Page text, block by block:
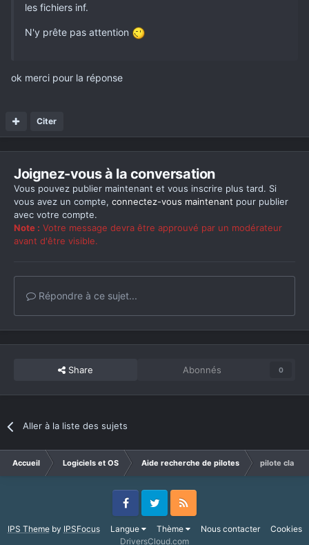
les fichiers inf.
N'y prête pas attention
ok merci pour la réponse
Citer
Joignez-vous à la conversation
Vous pouvez publier maintenant et vous inscrire plus tard. Si
vous avez un compte, connectez-vous maintenant pour publier
avec votre compte.
Note : Votre message devra être approuvé par un modérateur
avant d'être visible.
Répondre à ce sujet...
Share Abonnés 0
Aller à la liste des sujets
Accueil Logiciels et OS Aide recherche de pilotes pilote clavier
IPS Themeby IPSFocus Langue Thème Nous contacter Cookies
FacebookTwitter RSS
DriversCloud.com